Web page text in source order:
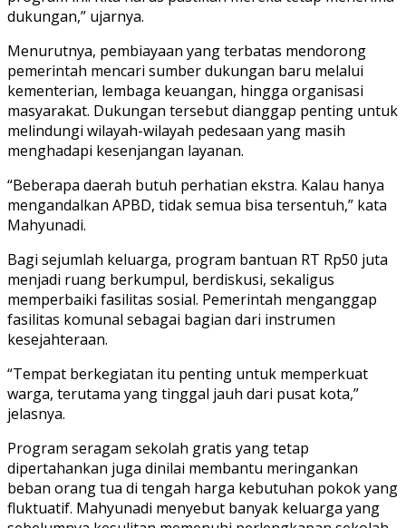
dukungan,” ujarnya.
Menurutnya, pembiayaan yang terbatas mendorong
pemerintah mencari sumber dukungan baru melalui
kementerian, lembaga keuangan, hingga organisasi
masyarakat. Dukungan tersebut dianggap penting untuk
melindungi wilayah-wilayah pedesaan yang masih
menghadapi kesenjangan layanan.
“Beberapa daerah butuh perhatian ekstra. Kalau hanya
mengandalkan APBD, tidak semua bisa tersentuh,” kata
Mahyunadi.
Bagi sejumlah keluarga, program bantuan RT Rp50 juta
menjadi ruang berkumpul, berdiskusi, sekaligus
memperbaiki fasilitas sosial. Pemerintah menganggap
fasilitas komunal sebagai bagian dari instrumen
kesejahteraan.
“Tempat berkegiatan itu penting untuk memperkuat
warga, terutama yang tinggal jauh dari pusat kota,”
jelasnya.
Program seragam sekolah gratis yang tetap
dipertahankan juga dinilai membantu meringankan
beban orang tua di tengah harga kebutuhan pokok yang
fluktuatif. Mahyunadi menyebut banyak keluarga yang